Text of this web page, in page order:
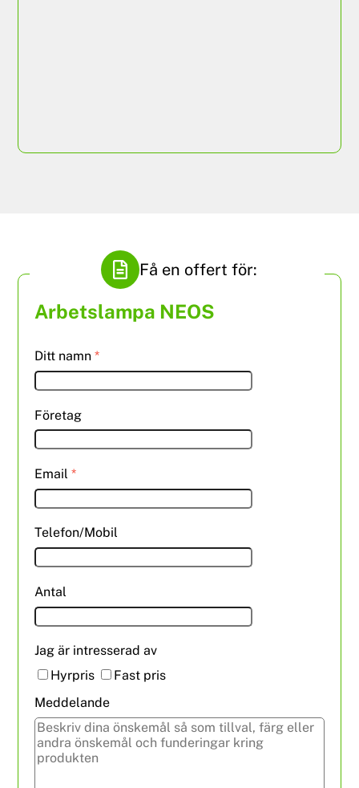
Få en offert för:
Arbetslampa NEOS
Ditt namn*
Företag
Email*
Telefon/Mobil
Antal
Jag är intresserad av
Hyrpris
Fast pris
Meddelande